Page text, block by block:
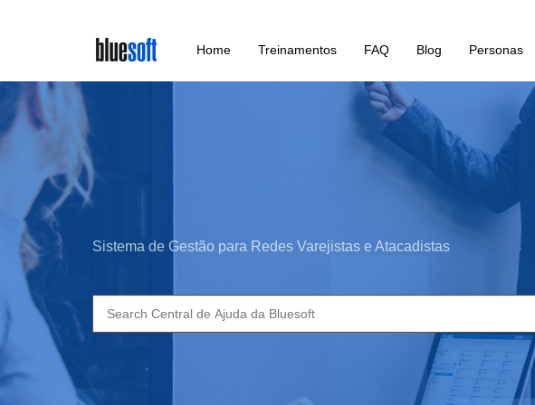
main
content
Home Treinamentos FAQ Blog Personas
Sistema de Gestão para Redes Varejistas e Atacadistas
Search
for: